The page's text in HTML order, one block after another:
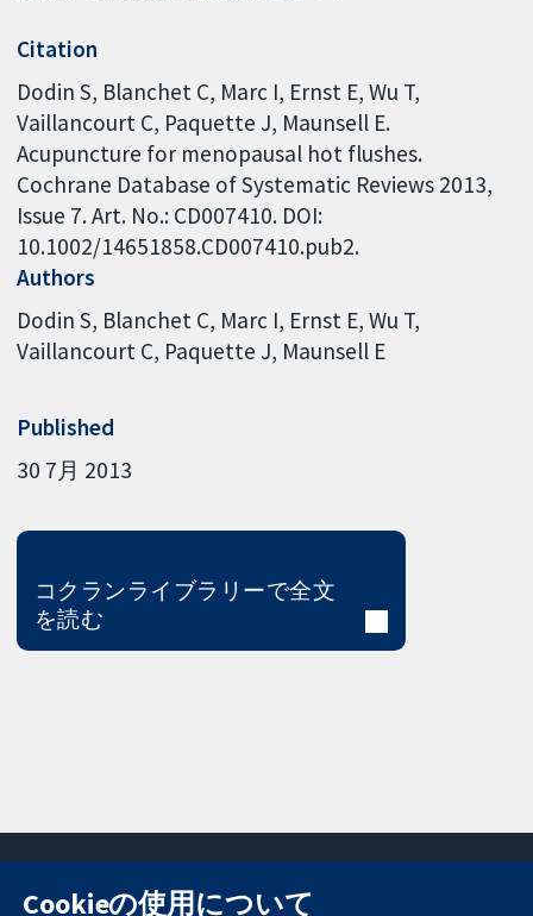
Citation
Dodin S, Blanchet C, Marc I, Ernst E, Wu T,
Vaillancourt C, Paquette J, Maunsell E.
Acupuncture for menopausal hot flushes.
Cochrane Database of Systematic Reviews 2013,
Issue 7. Art. No.: CD007410. DOI:
10.1002/14651858.CD007410.pub2.
Authors
Dodin S Blanchet C Marc I Ernst E Wu T
Vaillancourt C Paquette J Maunsell E
Published
30 7月 2013
コクランライブラリーで全文
を読む
Cookieの使用について